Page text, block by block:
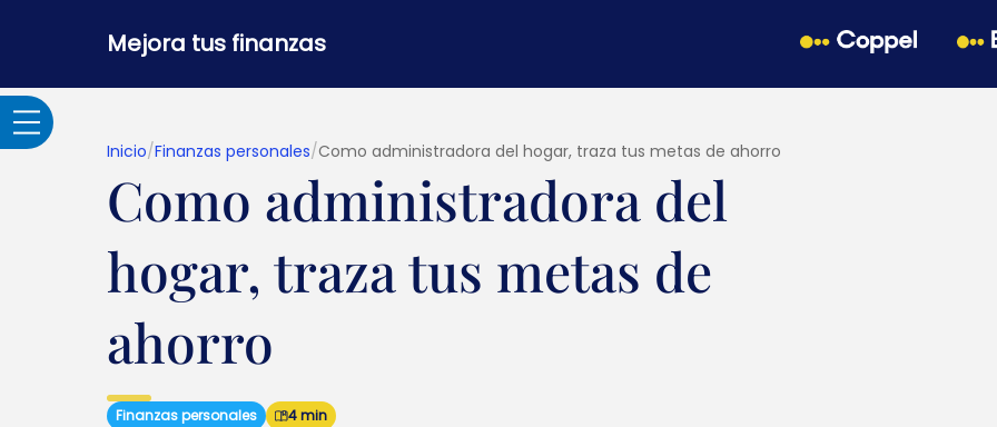
Mejora tus finanzas
Adultos Mayores
Banca por internet y
Crédito hipotecario
Inicio/Finanzas personales/Como administradora del hogar, traza tus metas de ahorro
Como administradora del
hogar, traza tus metas de
ahorro
Finanzas personales 4 min